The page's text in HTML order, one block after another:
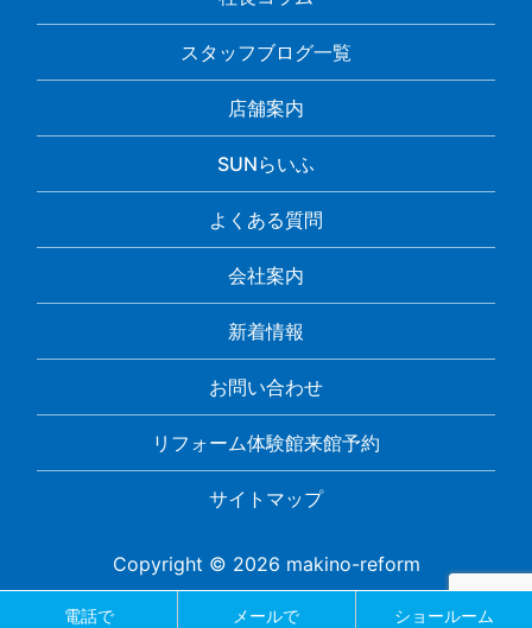
電話で
メールで
ショールーム
スタッフブログ一覧
店舗案内
SUNらいふ
よくある質問
会社案内
新着情報
お問い合わせ
リフォーム体験館来館予約
サイトマップ
Copyright © 2026 makino-reform